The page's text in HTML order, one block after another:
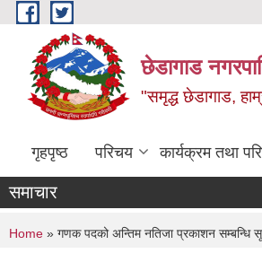
Skip to main content
छेडागाड
"समृद्ध छेडागाड,
गृहपृष्ठ परिचय कार्यक्रम तथा
समाचार
You are here
Home » गणक पदको अन्तिम नतिजा प्रकाशन सम्बन्धि